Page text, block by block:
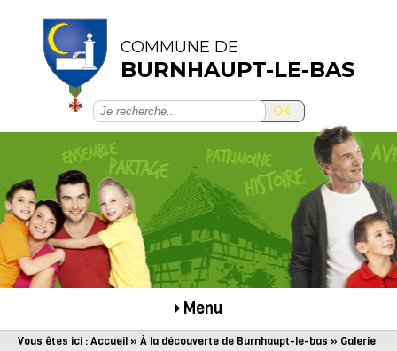
COMMUNE DE
BURNHAUPT-LE-BAS
OK
Menu
Vous êtes ici :Accueil » À la découverte de Burnhaupt-le-bas » Galerie